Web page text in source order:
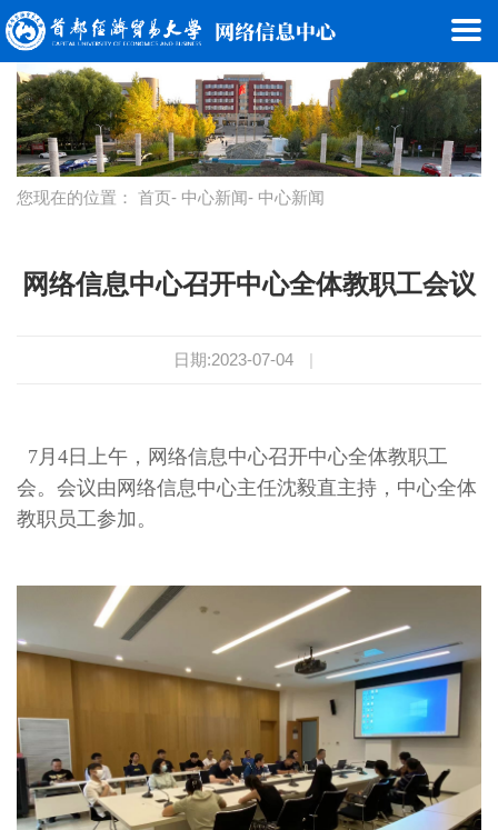
您现在的位置： 首页- 中心新闻- 中心新闻
网络信息中心召开中心全体教职工会议
日期:2023-07-04 |
7月4日上午，网络信息中心召开中心全体教职工
会。会议由网络信息中心主任沈毅直主持，中心全体
教职员工参加。